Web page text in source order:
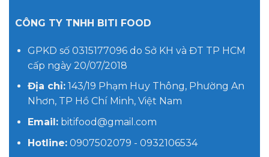
CÔNG TY TNHH BITI FOOD
GPKD số 0315177096 do Sở KH và ĐT TP HCM
cấp ngày 20/07/2018
Địa chỉ:143/19 Phạm Huy Thông, Phường An
Nhơn, TP Hồ Chí Minh, Việt Nam
Email:bitifood@gmail.com
Hotline:0907502079 - 0932106534